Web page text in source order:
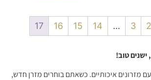
2
3
…
14
15
16
17
ישנים טוב!
מזרונים איכותיים. כשאתם בוחרים מזרן חדש,